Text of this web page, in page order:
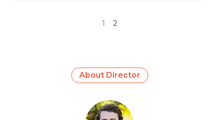
1 2
About Director